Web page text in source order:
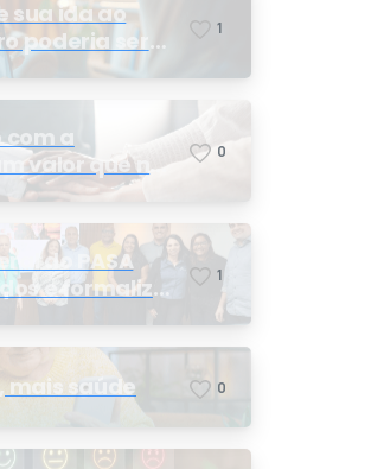
sua ida ao
poderia ser
1
a
valor que nos
0
do PASA
e formaliza
conselheira
1
mais saúde 0